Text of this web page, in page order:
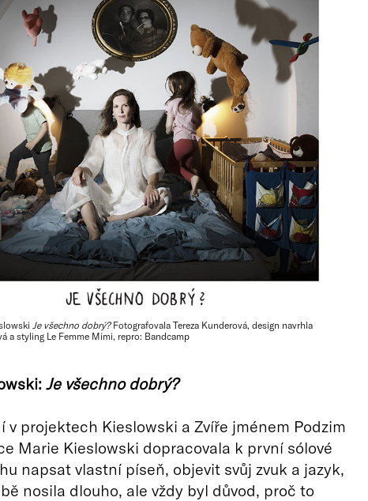
Je všechno dobrý?Fotografovala Tereza Kunderová, design navrhla
a styling Le Femme Mimi, repro: Bandcamp
Je všechno dobrý?
v projektech Kieslowski a Zvíře jménem Podzim
Marie Kieslowski dopracovala k první sólové
napsat vlastní píseň, objevit svůj zvuk a jazyk,
nosila dlouho, ale vždy byl důvod, proč to